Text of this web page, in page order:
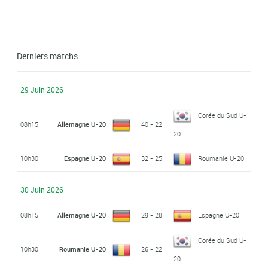
Derniers matchs
29 Juin 2026
08h15 Allemagne U-20 40 - 22
Corée du Sud U-
20
10h30 Espagne U-20 32 - 25 Roumanie U-20
30 Juin 2026
08h15 Allemagne U-20 29 - 28 Espagne U-20
10h30 Roumanie U-20 26 - 22
Corée du Sud U-
20